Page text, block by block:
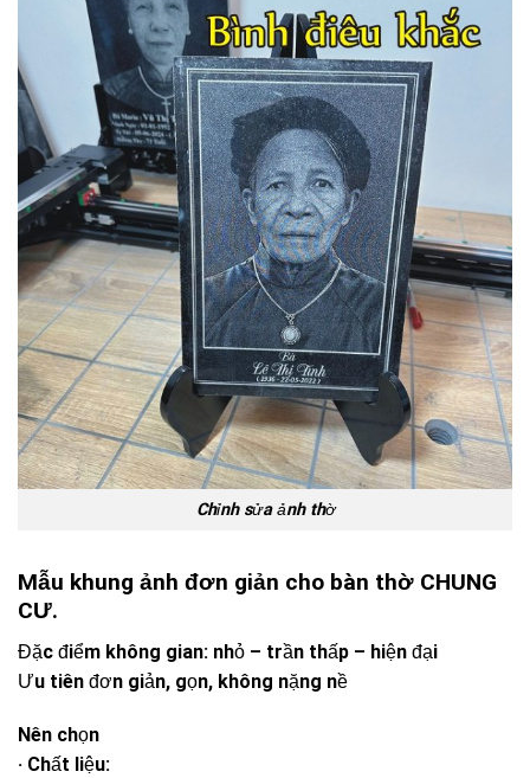
Chỉnh sửa ảnh thờ
Mẫu khung ảnh đơn giản cho bàn thờ CHUNG
CƯ.
Đặc điểm không gian: nhỏ – trần thấp – hiện đại
Ưu tiên đơn giản, gọn, không nặng nề
Nên chọn
· Chất liệu: